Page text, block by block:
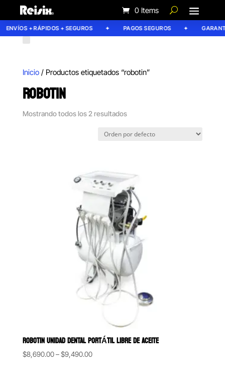
0 Items
ENVÍOS + RÁPIDOS + SEGUROS PAGOS SEGUROS
Inicio/ Productos etiquetados “robotin”
ROBOTIN
Mostrando todos los 2 resultados
ROBOTIN UNIDAD DENTAL PORTÁTIL LIBRE DE ACEITE
$8,690.00–$9,490.00Price